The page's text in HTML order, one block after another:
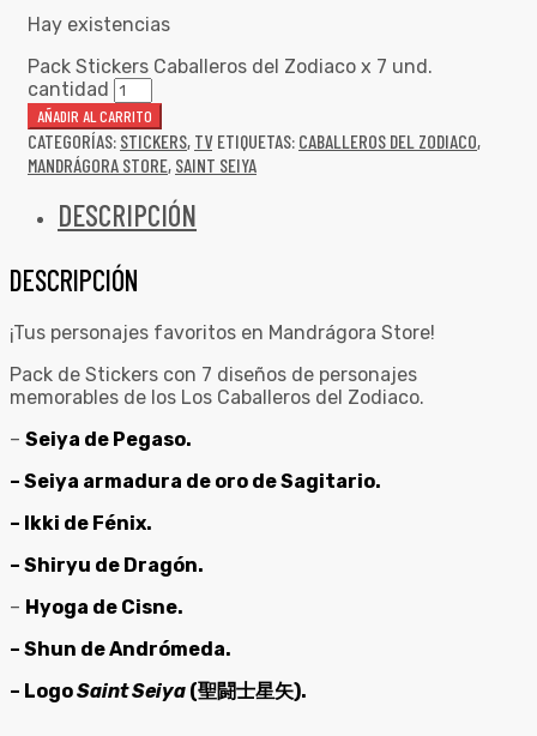
Hay existencias
Pack Stickers Caballeros del Zodiaco x 7 und.
cantidad
AÑADIR AL CARRITO
CATEGORÍAS: STICKERS, TV ETIQUETAS: CABALLEROS DEL ZODIACO,
MANDRÁGORA STORE, SAINT SEIYA
DESCRIPCIÓN
DESCRIPCIÓN
¡Tus personajes favoritos en Mandrágora Store!
Pack de Stickers con 7 diseños de personajes
memorables de los Los Caballeros del Zodiaco.
– Seiya de Pegaso.
– Seiya armadura de oro de Sagitario.
– Ikki de Fénix.
– Shiryu de Dragón.
– Hyoga de Cisne.
– Shun de Andrómeda.
– LogoSaint Seiya (聖闘士星矢).